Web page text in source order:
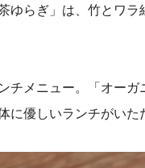
ゆらぎ」は、竹とワ
チメニュー。「オー
に優しいランチがいた